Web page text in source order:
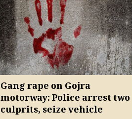
Gang rape on Gojra
motorway: Police arrest two
culprits, seize vehicle